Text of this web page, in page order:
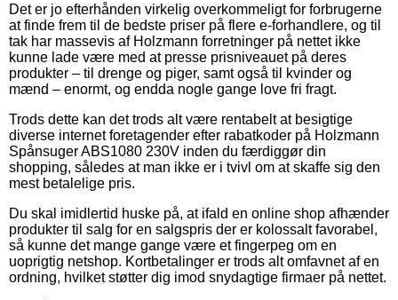
Det er jo efterhånden virkelig overkommeligt for forbrugerne
at finde frem til de bedste priser på flere e-forhandlere, og til
tak har massevis af Holzmann forretninger på nettet ikke
kunne lade være med at presse prisniveauet på deres
produkter – til drenge og piger, samt også til kvinder og
mænd – enormt, og endda nogle gange love fri fragt.
Trods dette kan det trods alt være rentabelt at besigtige
diverse internet foretagender efter rabatkoder på Holzmann
Spånsuger ABS1080 230V inden du færdiggør din
shopping, således at man ikke er i tvivl om at skaffe sig den
mest betalelige pris.
Du skal imidlertid huske på, at ifald en online shop afhænder
produkter til salg for en salgspris der er kolossalt favorabel,
så kunne det mange gange være et fingerpeg om en
uoprigtig netshop. Kortbetalinger er trods alt omfavnet af en
ordning, hvilket støtter dig imod snydagtige firmaer på nettet.